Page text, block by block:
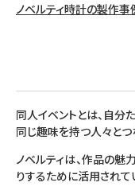
ノベルティ時計の製作事
同人イベントとは、自分
同じ趣味を持つ人々とつ
ノベルティは、作品の魅
りするために活用されて